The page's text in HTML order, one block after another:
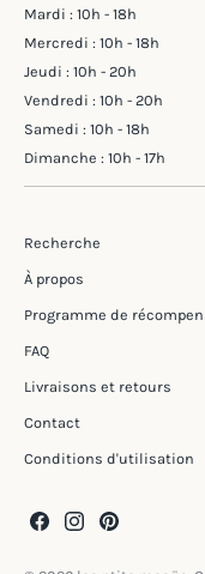
Mardi : 10h - 18h
Mercredi : 10h - 18h
Jeudi : 10h - 20h
Vendredi : 10h - 20h
Samedi : 10h - 18h
Dimanche : 10h - 17h
Recherche
À propos
Programme de
FAQ
Livraisons et retours
Contact
Conditions d'utilisation